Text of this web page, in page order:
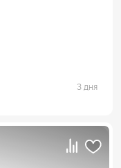
3 дня